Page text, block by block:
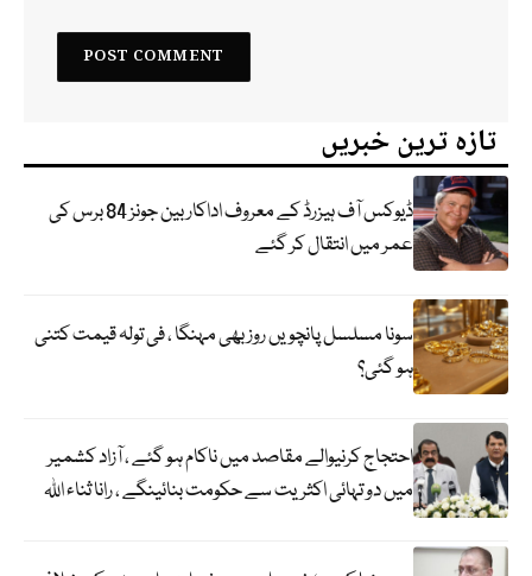
تازہ ترین خبریں
ڈیوکس آف ہیزرڈ کے معروف اداکار بین جونز 84 برس کی
عمر میں انتقال کر گئے
سونا مسلسل پانچویں روز بھی مہنگا ، فی تولہ قیمت کتنی
ہو گئی؟
احتجاج کرنیوالے مقاصد میں ناکام ہو گئے ، آزاد کشمیر
میں دو تہائی اکثریت سے حکومت بنائینگے ، رانا ثناء اللہ